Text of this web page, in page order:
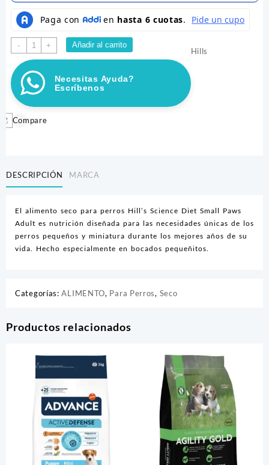
-
HILLS
ADULTO
SMALL
PAWS
CORDERO
4LB
cantidad
+ Añadir al carrito
Necesitas Ayuda?
Escríbenos
Compare
Hills
DESCRIPCIÓN MARCA
El alimento seco para perros Hill’s Science Diet Small Paws
Adult es nutrición diseñada para las necesidades únicas de los
perros pequeños y miniatura durante los mejores años de su
vida. Hecho especialmente en bocados pequeñitos.
Categorías:ALIMENTO, Para Perros, Seco
Productos relacionados